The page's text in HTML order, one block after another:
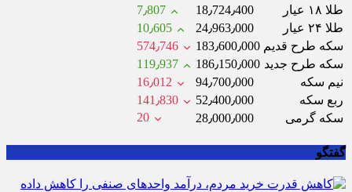
طلا ۱۸ عیار
18٫724٫400
7٫807
طلا ۲۴ عیار
24٫963٫000
10٫605
سکه طرح قدیم 183٫600٫000
574٫746
سکه طرح جدید 186٫150٫000
119٫937
نیم سکه
94٫700٫000
16٫012
ربع سکه
52٫400٫000
141٫830
سکه گرمی
28٫000٫000 20
گفتگو